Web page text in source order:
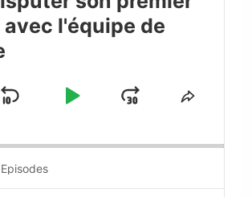
l'équipe de
Skip
Play
JumpShare